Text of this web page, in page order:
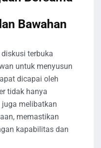
Bawahan
terbuka
untuk menyusun
dicapai oleh
tidak hanya
melibatkan
memastikan
kapabilitas dan